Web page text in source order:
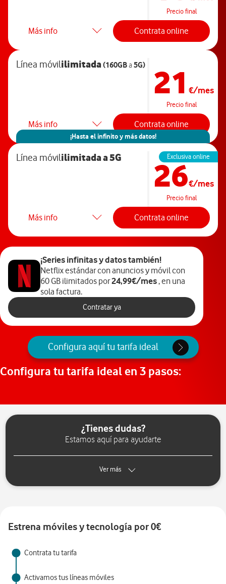
Precio final
Más info Contrata online
Línea móvililimitada (160GBa 5G) 21 €/mes
Precio final
Más info Contrata online
¡Hasta el infinito y más datos!
Línea móvililimitadaa 5G Exclusiva online
26€/mes
Precio final
Más info Contrata online
¡Series infinitas y datos también!
Netflix estándar con anuncios y móvil con
60GB ilimitados por24,99€/mes, en una
sola factura.
Contratar ya
Configura aquí tu tarifa ideal
Configura tu tarifa ideal en 3 pasos:
¿Tienes dudas?
Estamos aquí para ayudarte
Ver más
Estrena móviles y tecnología por 0€
Contrata tu tarifa
Activamos tus líneas móviles